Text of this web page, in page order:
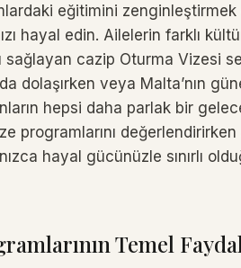
eğitimini
hayal edin. Ailelerin farklı
sağlayan cazip Oturma Vizesi
dolaşırken veya Malta’nın
hepsi daha parlak bir
programlarını
hayal gücünüzle sınırlı
Temel